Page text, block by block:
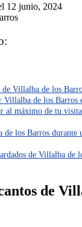
12 junio, 2024
de Villalba de los
Villalba de los
al máximo de tu
de los Barros durante
de Villalba de
de